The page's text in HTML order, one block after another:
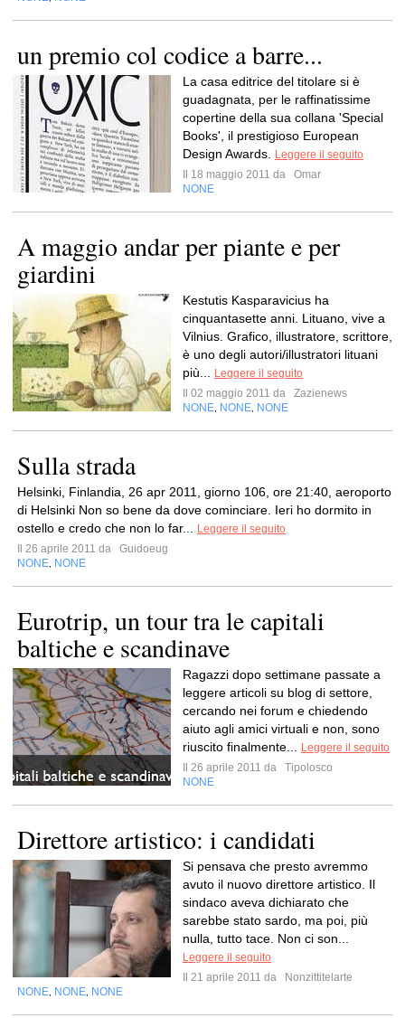
un premio col codice a barre...
La casa editrice del titolare si è
guadagnata, per le raffinatissime
copertine della sua collana 'Special
Books', il prestigioso European
Design Awards.
Leggere il seguito
Il 18 maggio 2011 da
Omar
NONE
A maggio andar per piante e per
giardini
Kestutis Kasparavicius ha
cinquantasette anni. Lituano, vive a
Vilnius. Grafico, illustratore, scrittore,
è uno degli autori/illustratori lituani
più...
Leggere il seguito
Il 02 maggio 2011 da
Zazienews
NONE NONE NONE
Sulla strada
Helsinki, Finlandia, 26 apr 2011, giorno 106, ore 21:40, aeroporto
di Helsinki Non so bene da dove cominciare. Ieri ho dormito in
ostello e credo che non lo far...
Leggere il seguito
Il 26 aprile 2011 da
Guidoeug
NONE NONE
Eurotrip, un tour tra le capitali
baltiche e scandinave
Ragazzi dopo settimane passate a
leggere articoli su blog di settore,
cercando nei forum e chiedendo
aiuto agli amici virtuali e non, sono
riuscito finalmente...
Leggere il seguito
Il 26 aprile 2011 da
Tipolosco
NONE
Direttore artistico: i candidati
Si pensava che presto avremmo
avuto il nuovo direttore artistico. Il
sindaco aveva dichiarato che
sarebbe stato sardo, ma poi, più
nulla, tutto tace. Non ci son...
Leggere il seguito
Il 21 aprile 2011 da
Nonzittitelarte
NONE NONE NONE